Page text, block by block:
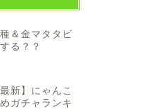
＆金マタタビ
る？？
新】にゃんこ
ガチャランキ